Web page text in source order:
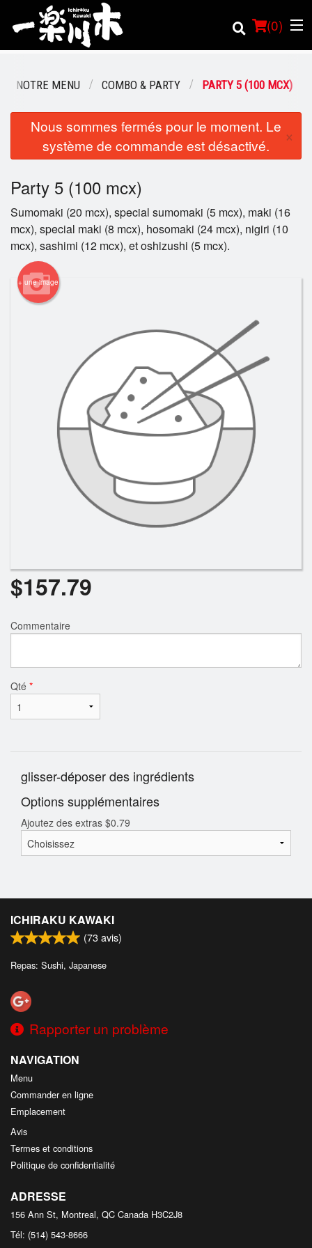
(0)
Commander en ligne
Emplacement
Français
Connection
Inscription
Panier (0)
Rechercher
NOTRE MENU COMBO & PARTY PARTY 5 (100 MCX)
Nous sommes fermés pour le moment. Le
système de commande est désactivé.
×
Party 5 (100 mcx)
Sumomaki (20 mcx), special sumomaki (5 mcx), maki (16
mcx), special maki (8 mcx), hosomaki (24 mcx), nigiri (10
mcx), sashimi (12 mcx), et oshizushi (5 mcx).
+ une image
$157.79
Commentaire
Qté *
glisser-déposer des ingrédients
Options supplémentaires
Ajoutez des extras $0.79
ICHIRAKU KAWAKI
(73avis)
Repas: Sushi, Japanese
Rapporter un problème
NAVIGATION
Menu
Commander en ligne
Emplacement
Avis
Termes et conditions
Politique de confidentialité
ADRESSE
156 Ann St, Montreal, QC Canada H3C2J8
Tél: (514) 543-8666